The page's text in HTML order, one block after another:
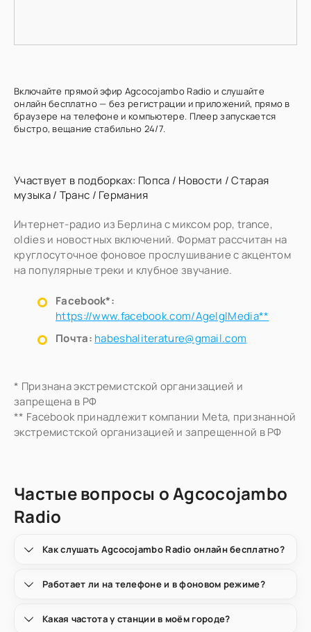
Включайте прямой эфир Agcocojambo Radio и слушайте
онлайн бесплатно — без регистрации и приложений, прямо в
браузере на телефоне и компьютере. Плеер запускается
быстро, вещание стабильно 24/7.
Участвует в подборках: Попса / Новости /Старая
музыка/ Транс / Германия
Интернет-радио из Берлина с миксом pop, trance,
oldies и новостных включений. Формат рассчитан на
круглосуточное фоновое прослушивание с акцентом
на популярные треки и клубное звучание.
Facebook*:
https://www.facebook.com/AgelglMedia**
Почта: habeshaliterature@gmail.com
* Признана экстремистской организацией и
запрещена в РФ
** Facebook принадлежит компании Meta, признанной
экстремистской организацией и запрещенной в РФ
Частые вопросы о Agcocojambo
Radio
Как слушать Agcocojambo Radio онлайн бесплатно?
Работает ли на телефоне и в фоновом режиме?
Какая частота у станции в моём городе?